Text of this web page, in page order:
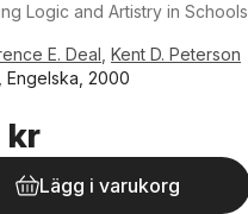
Logic and Artistry in Schools
E. Deal Kent D. Peterson
Engelska, 2000
kr
Lägg i varukorg